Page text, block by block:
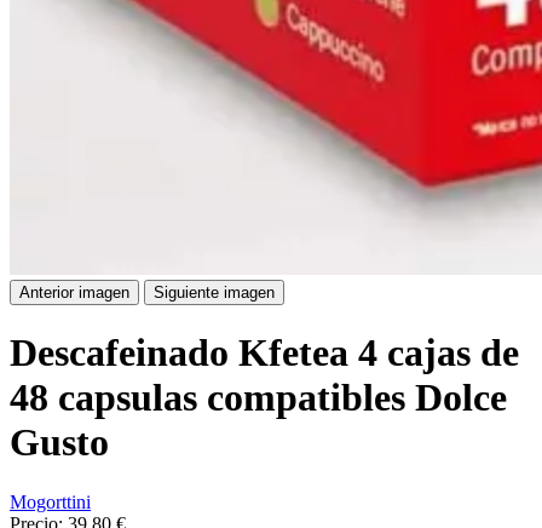
Anterior imagen Siguiente imagen
Descafeinado Kfetea 4 cajas de
48 capsulas compatibles Dolce
Gusto
Mogorttini
Precio: 39,80 €